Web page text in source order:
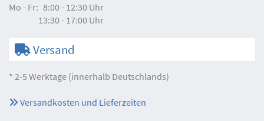
Mo - Fr: 8:00 - 12:30 Uhr
13:30 - 17:00 Uhr
Versand
* 2-5 Werktage (innerhalb Deutschlands)
Versandkosten und Lieferzeiten